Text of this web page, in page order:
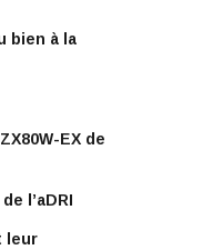
bien à la
EX de
l’aDRI
leur